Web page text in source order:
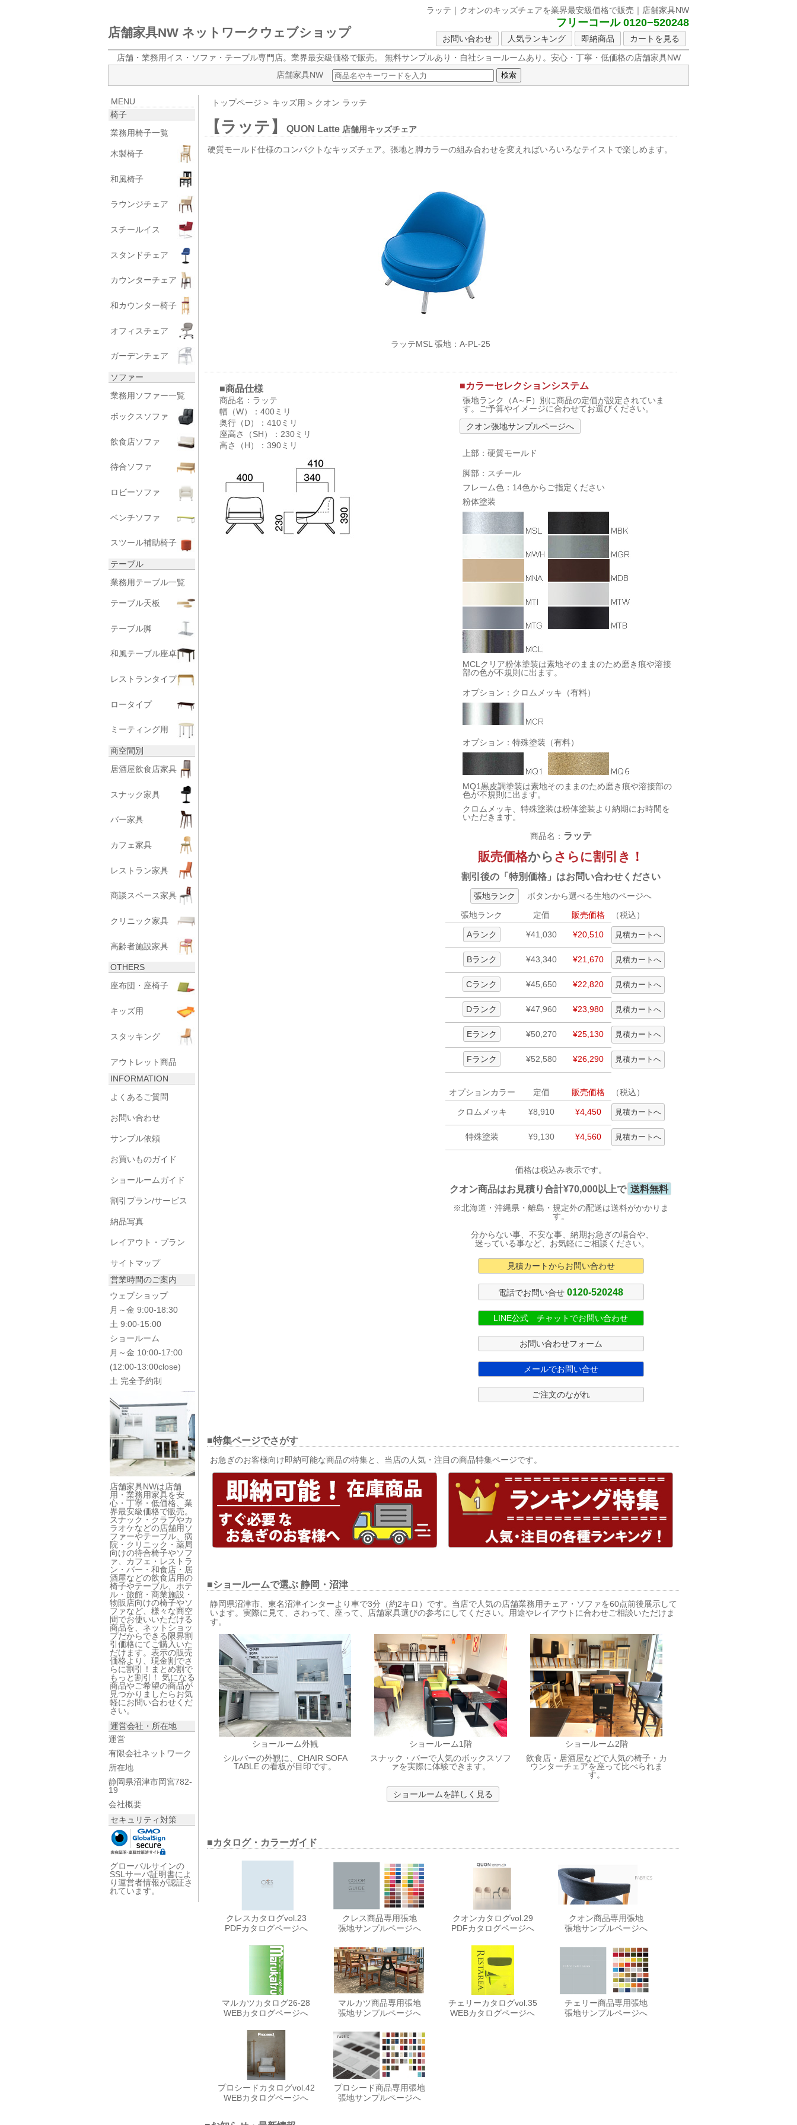
ラッテ｜クオンのキッズチェアを業界最安級価格で販売｜店舗家具NW
店舗家具NW ネットワークウェブショップ
フリーコール 0120−520248
お問い合わせ 人気ランキング 即納商品
カートを見る
店舗・業務用イス・ソファ・テーブル専門店。業界最安級価格で販売。
無料サンプルあり・自社ショールームあり。安心・丁寧・低価格の店舗家具NW
店舗家具NW
MENU
椅子
業務用椅子一覧
木製椅子
和風椅子
ラウンジチェア
スチールイス
スタンドチェア
カウンターチェア
和カウンター椅子
オフィスチェア
ガーデンチェア
ソファー
業務用ソファー一覧
ボックスソファ
飲食店ソファ
待合ソファ
ロビーソファ
ベンチソファ
スツール補助椅子
テーブル
業務用テーブル一覧
テーブル天板
テーブル脚
和風テーブル座卓
レストランタイプ
ロータイプ
ミーティング用
商空間別
居酒屋飲食店家具
スナック家具
バー家具
カフェ家具
レストラン家具
商談スペース家具
クリニック家具
高齢者施設家具
OTHERS
座布団・座椅子
キッズ用
スタッキング
アウトレット商品
INFORMATION
よくあるご質問
お問い合わせ
サンプル依頼
お買いものガイド
ショールームガイド
割引プラン/サービス
納品写真
レイアウト・プラン
サイトマップ
営業時間のご案内
ウェブショップ
月～金 9:00-18:30
土 9:00-15:00
ショールーム
月～金 10:00-17:00
(12:00-13:00close)
土 完全予約制
店舗家具NWは店舗
用・業務用家具を安
心・丁寧・低価格、業
界最安級価格で販売。
スナック・クラブやカ
ラオケなどの店舗用ソ
ファーやテーブル、病
院・クリニック・薬局
向けの待合椅子やソフ
ァ、カフェ・レストラ
ン・バー・和食店・居
酒屋などの飲食店用の
椅子やテーブル、ホテ
ル・旅館・商業施設・
物販店向けの椅子やソ
ファなど、様々な商空
間でお使いいただける
商品を、ネットショッ
プだからできる限界割
引価格にてご購入いた
だけます。表示の販売
価格より、現金割でさ
らに割引！まとめ割で
もっと割引！ 気になる
商品やご希望の商品が
見つかりましたらお気
軽にお問い合わせくだ
さい。
運営会社・所在地
運営
有限会社ネットワーク
所在地
静岡県沼津市岡宮782-
19
会社概要
セキュリティ対策
グローバルサインの
SSLサーバ証明書によ
り運営者情報が認証さ
れています。
トップページ ＞ キッズ用 ＞ クオン ラッテ
【ラッテ】QUON Latte 店舗用キッズチェア
硬質モールド仕様のコンパクトなキッズチェア。張地と脚カラーの組み合わせを変えればいろいろなテイストで楽しめます。
ラッテMSL 張地：A-PL-25
■商品仕様
商品名：ラッテ
幅（W）：400ミリ
奥行（D）：410ミリ
座高さ（SH）：230ミリ
高さ（H）：390ミリ
■カラーセレクションシステム
張地ランク（A～F）別に商品の定価が設定されていま
す。ご予算やイメージに合わせてお選びください。
クオン張地サンプルページへ
上部：硬質モールド
脚部：スチール
フレーム色：14色からご指定ください
粉体塗装
MCLクリア粉体塗装は素地そのままのため磨き痕や溶接
部の色が不規則に出ます。
オプション：クロムメッキ（有料）
オプション：特殊塗装（有料）
MQ1黒皮調塗装は素地そのままのため磨き痕や溶接部の
色が不規則に出ます。
クロムメッキ、特殊塗装は粉体塗装より納期にお時間を
いただきます。
商品名： ラッテ
販売価格から さらに割引き！
割引後の「特別価格」はお問い合わせください
張地ランク
ボタンから選べる生地のページへ
張地ランク
定価 販売価格 （税込）
Aランク ¥41,030 ¥20,510
Bランク ¥43,340 ¥21,670
Cランク ¥45,650 ¥22,820
Dランク ¥47,960 ¥23,980
Eランク ¥50,270 ¥25,130
Fランク ¥52,580 ¥26,290
オプションカラー 定価 販売価格 （税込）
クロムメッキ ¥8,910 ¥4,450
特殊塗装 ¥9,130 ¥4,560
価格は税込み表示です。
クオン商品はお見積り合計¥70,000以上で 送料無料
※北海道・沖縄県・離島・規定外の配送は送料がかかりま
す。
分からない事、不安な事、納期お急ぎの場合や、
迷っている事など、お気軽にご相談ください。
見積カートからお問い合わせ
電話でお問い合せ0120-520248
LINE公式 チャットでお問い合わせ
お問い合わせフォーム
メールでお問い合せ
ご注文のながれ
■特集ページでさがす
お急ぎのお客様向け即納可能な商品の特集と、当店の人気・注目の商品特集ページです。
■ショールームで選ぶ静岡・沼津
静岡県沼津市、東名沼津インターより車で3分（約2キロ）です。当店で人気の店舗業務用チェア・ソファを60点前後展示して
います。実際に見て、さわって、座って、店舗家具選びの参考にしてください。用途やレイアウトに合わせご相談いただけま
す。
ショールーム外観
シルバーの外観に、CHAIR SOFA
TABLE の看板が目印です。
ショールーム1階
スナック・バーで人気のボックスソフ
ァを実際に体験できます。
ショールーム2階
飲食店・居酒屋などで人気の椅子・カ
ウンターチェアを座って比べられま
す。
ショールームを詳しく見る
■カタログ・カラーガイド
クレスカタログvol.23
PDFカタログページへ
クレス商品専用張地
張地サンプルページへ
クオンカタログvol.29
PDFカタログページへ
クオン商品専用張地
張地サンプルページへ
マルカツカタログ26-28
WEBカタログページへ
マルカツ商品専用張地
張地サンプルページへ
チェリーカタログvol.35
WEBカタログページへ
チェリー商品専用張地
張地サンプルページへ
プロシードカタログvol.42
WEBカタログページへ
プロシード商品専用張地
張地サンプルページへ